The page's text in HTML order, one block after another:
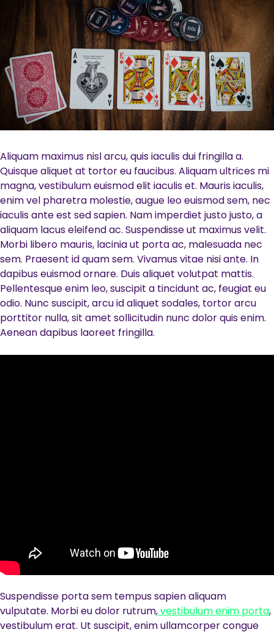
Aliquam maximus nisl arcu, quis iaculis dui fringilla a.
Quisque aliquet at tortor eu faucibus. Aliquam ultrices mi
magna, vestibulum euismod elit iaculis et. Mauris iaculis,
enim vel pharetra molestie, augue leo euismod sem, nec
iaculis ante est sed sapien. Nam imperdiet justo justo, a
aliquam lacus eleifend ac. Suspendisse ut maximus velit.
Morbi libero mauris, lacinia ut porta ac, malesuada nec
sem. Praesent id quam sem. Vivamus vitae nisi ante. In
dapibus euismod ornare. Duis aliquet volutpat mattis.
Pellentesque enim leo, suscipit a tincidunt ac, feugiat eu
odio. Nunc suscipit, arcu id aliquet sodales, tortor arcu
porttitor nulla, sit amet sollicitudin nunc dolor quis enim.
Aenean dapibus laoreet fringilla.
Suspendisse porta sem tempus sapien aliquam
vulputate. Morbi eu dolor rutrum,vestibulum enim porta,
vestibulum erat. Ut suscipit, enim ullamcorper congue